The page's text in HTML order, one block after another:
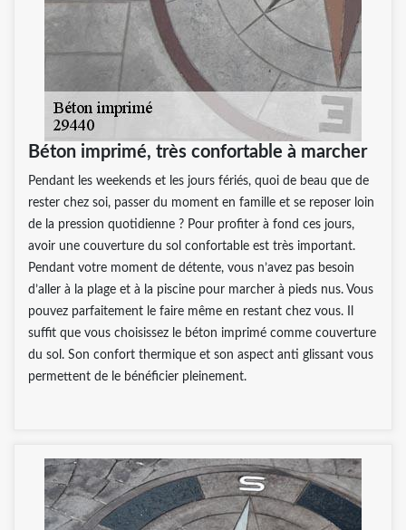
Béton imprimé, très confortable à marcher
Pendant les weekends et les jours fériés, quoi de beau que de
rester chez soi, passer du moment en famille et se reposer loin
de la pression quotidienne ? Pour profiter à fond ces jours,
avoir une couverture du sol confortable est très important.
Pendant votre moment de détente, vous n’avez pas besoin
d’aller à la plage et à la piscine pour marcher à pieds nus. Vous
pouvez parfaitement le faire même en restant chez vous. Il
suffit que vous choisissez le béton imprimé comme couverture
du sol. Son confort thermique et son aspect anti glissant vous
permettent de le bénéficier pleinement.